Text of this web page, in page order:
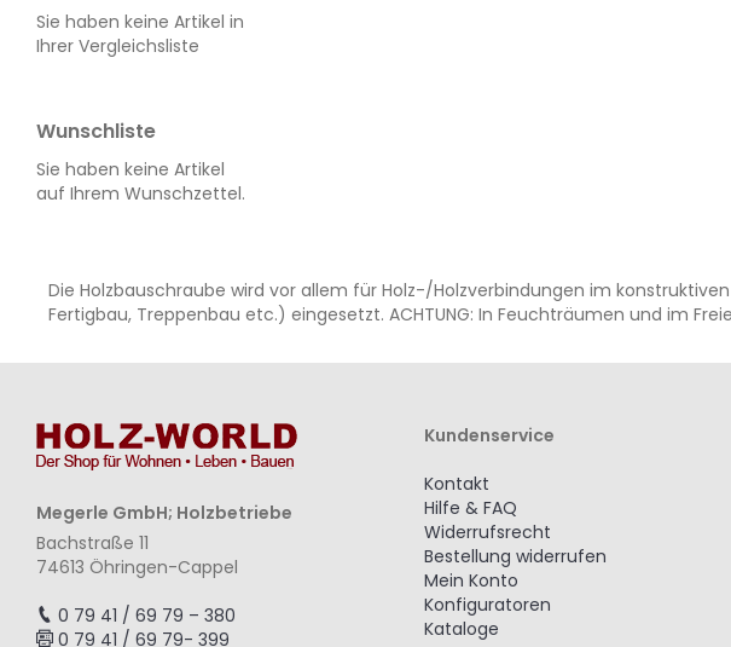
Sie haben keine Artikel in
Ihrer Vergleichsliste
Wunschliste
Sie haben keine Artikel
auf Ihrem Wunschzettel.
Die Holzbauschraube wird vor allem für Holz-/Holzverbindungen im
Fertigbau, Treppenbau etc.) eingesetzt. ACHTUNG: In Feuchträumen und im
Megerle GmbH; Holzbetriebe
Bachstraße 11
74613 Öhringen-Cappel
0 79 41 / 69 79 – 380
0 79 41 / 69 79- 399
Kundenservice
Kontakt
Hilfe & FAQ
Widerrufsrecht
Bestellung widerrufen
Mein Konto
Konfiguratoren
Kataloge